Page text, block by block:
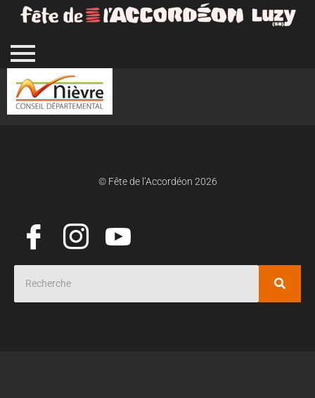
© Fête de l’Accordéon 2026